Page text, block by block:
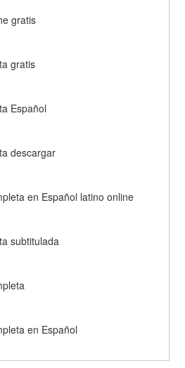
gratis
gratis
Español
descargar
en Español latino online
subtitulada
en Español